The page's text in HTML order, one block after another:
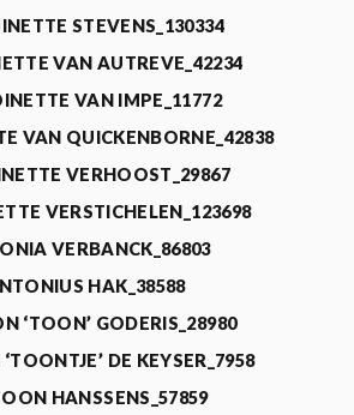
STEVENS_130334
VAN AUTREVE_42234
VAN IMPE_11772
VAN QUICKENBORNE_42838
VERHOOST_29867
VERSTICHELEN_123698
VERBANCK_86803
HAK_38588
‘TOON’ GODERIS_28980
DE KEYSER_7958
HANSSENS_57859